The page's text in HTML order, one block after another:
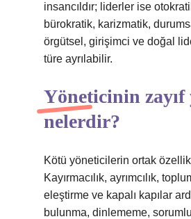
insancıldır; liderler ise
bürokratik, karizmatik,
örgütsel, girişimci ve doğal
türe ayrılabilir.
Yöneticinin
nelerdir?
Kötü yöneticilerin ortak
Kayırmacılık, ayrımcılık,
eleştirme ve kapalı kapılar
bulunma, dinlememe,